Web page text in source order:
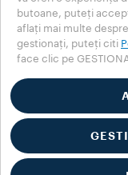
Alegeți-vă țara
ROMÂNIA
ROMÂNIA
ALTE ȚĂRI
Politica de
Politica privind
© 2025 LUIGI
butoane, puteți
aflați mai multe
gestionați, puteți citi
face clic pe